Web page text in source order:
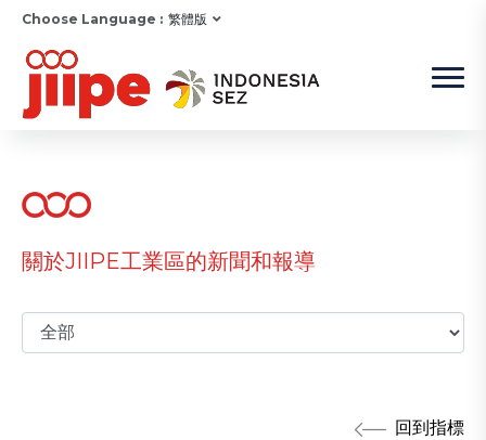
Choose Language : 繁體版
關於JIIPE工業區的新聞和報導
回到指標